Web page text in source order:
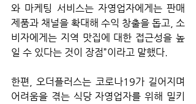
와 마케팅 서비스는 자영업자에게는 판매
제품과 채널을 확대해 수익 창출을 돕고, 소
비자에게는 지역 맛집에 대한 접근성을 높
일 수 있다는 것이 장점”이라고 말했다.
한편, 오더플러스는 코로나19가 길어지며
어려움을 겪는 식당 자영업자를 위해 밀키